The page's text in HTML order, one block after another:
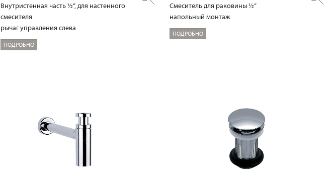
Внутристенная часть ½“, для настенного
смесителя
рычаг управления слева
ПОДРОБНО
Смеситель для раковины ½“
напольный монтаж
ПОДРОБНО